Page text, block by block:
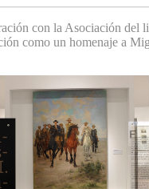
con la Asociación del
como un homenaje a